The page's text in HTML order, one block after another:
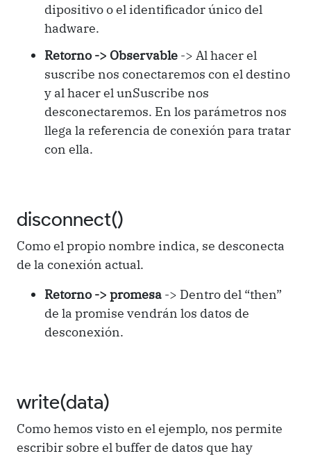
dipositivo o el identificador único del
hadware.
Retorno -> Observable -> Al hacer el
suscribe nos conectaremos con el destino
y al hacer el unSuscribe nos
desconectaremos. En los parámetros nos
llega la referencia de conexión para tratar
con ella.
disconnect()
Como el propio nombre indica, se desconecta
de la conexión actual.
Retorno -> promesa -> Dentro del “then”
de la promise vendrán los datos de
desconexión.
write(data)
Como hemos visto en el ejemplo, nos permite
escribir sobre el buffer de datos que hay